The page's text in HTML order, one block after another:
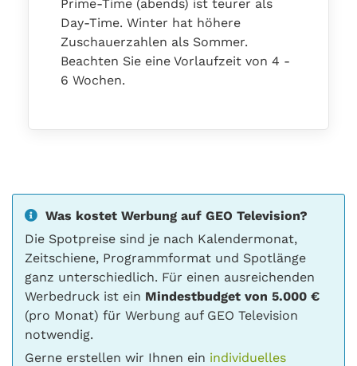
Prime-Time (abends) ist teurer als
Day-Time. Winter hat höhere
Zuschauerzahlen als Sommer.
Beachten Sie eine Vorlaufzeit von 4 -
6 Wochen.
Was kostet Werbung auf GEO Television?
Die Spotpreise sind je nach Kalendermonat,
Zeitschiene, Programmformat und Spotlänge
ganz unterschiedlich. Für einen ausreichenden
Werbedruck ist ein Mindestbudget von 5.000 €
(pro Monat) für Werbung auf GEO Television
notwendig.
Gerne erstellen wir Ihnen ein individuelles